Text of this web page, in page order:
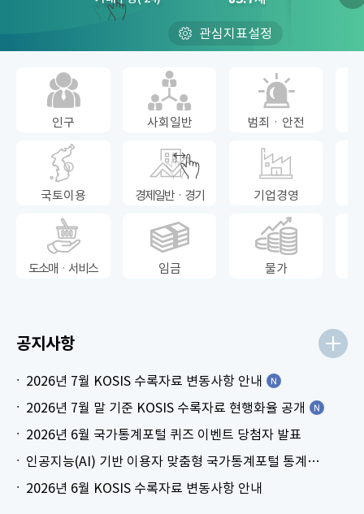
관심지표설정
인구 사회일반 범죄ㆍ안전
국토이용 경제일반ㆍ경기 기업경영
도소매ㆍ서비스 임금 물가
공지사항
2026년 7월 KOSIS 수록자료 변동사항 안내
2026년 7월 말 기준 KOSIS 수록자료 현행화율 공개
2026년 6월 국가통계포털 퀴즈 이벤트 당첨자 발표
인공지능(AI) 기반 이용자 맞춤형 국가통계포털 통계표 생성 시범 서비스 안내
2026년 6월 KOSIS 수록자료 변동사항 안내